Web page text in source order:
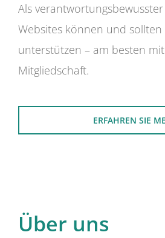
Als
Websites können und sollten
unterstützen – am besten
Mitgliedschaft.
ERFAHREN SIE
Über uns